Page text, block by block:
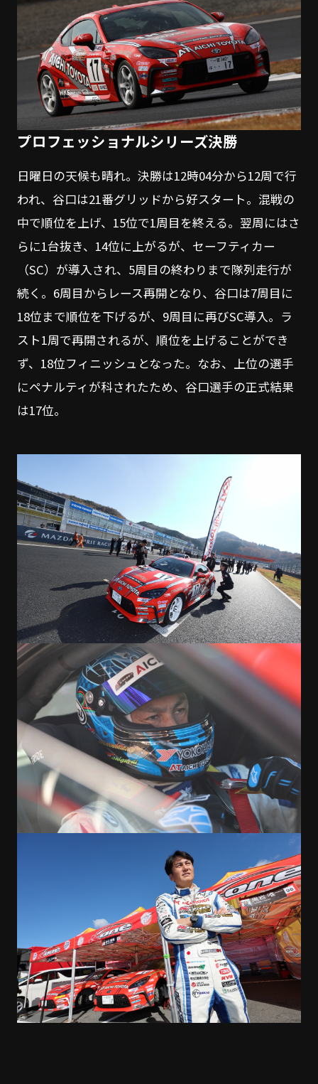
プロフェッショナルシリーズ決勝
日曜日の天候も晴れ。決勝は12時04分から12周で行
われ、谷口は21番グリッドから好スタート。混戦の
中で順位を上げ、15位で1周目を終える。翌周にはさ
らに1台抜き、14位に上がるが、セーフティカー
（SC）が導入され、5周目の終わりまで隊列走行が
続く。6周目からレース再開となり、谷口は7周目に
18位まで順位を下げるが、9周目に再びSC導入。ラ
スト1周で再開されるが、順位を上げることができ
ず、18位フィニッシュとなった。なお、上位の選手
にペナルティが科されたため、谷口選手の正式結果
は17位。